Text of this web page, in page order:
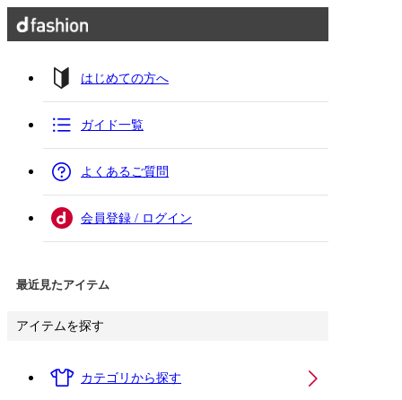
はじめての方へ
ガイド一覧
よくあるご質問
会員登録 / ログイン
最近見たアイテム
アイテムを探す
カテゴリから探す